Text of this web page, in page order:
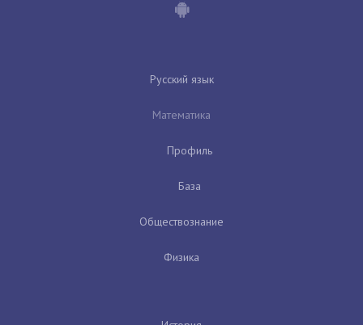
Русский язык
Математика
Профиль
База
Обществознание
Физика